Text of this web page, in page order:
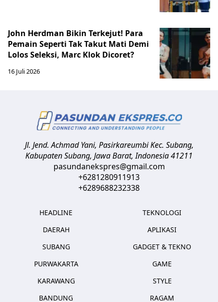
John Herdman Bikin Terkejut! Para
Pemain Seperti Tak Takut Mati Demi
Lolos Seleksi, Marc Klok Dicoret?
16 Juli 2026
Jl. Jend. Achmad Yani, Pasirkareumbi Kec. Subang,
Kabupaten Subang, Jawa Barat,Indonesia41211
pasundanekspres@gmail.com
+6281280911913
+6289688232338
HEADLINE
DAERAH
SUBANG
PURWAKARTA
KARAWANG
BANDUNG
TEKNOLOGI
APLIKASI
GADGET & TEKNO
GAME
STYLE
RAGAM